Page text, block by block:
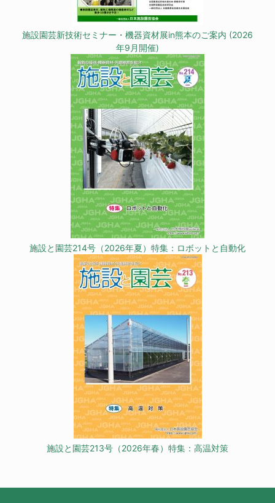
施設園芸新技術セミナー・機器資材展in熊本のご案内 (2026
年9月開催)
施設と園芸214号（2026年夏）特集：ロボットと自動化
施設と園芸213号（2026年春）特集：高温対策